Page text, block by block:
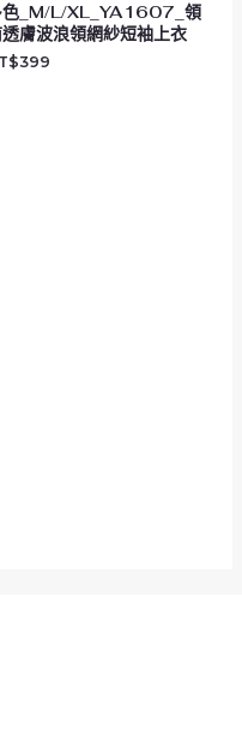
色_M/L/XL_YA1607_領
膚波浪領網紗短袖上衣
399